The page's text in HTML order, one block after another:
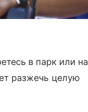
в парк или на
разжечь целую